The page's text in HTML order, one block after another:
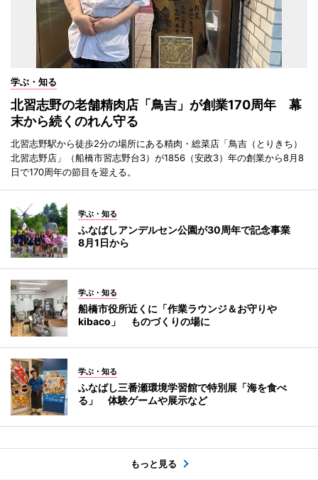
学ぶ・知る
北習志野の老舗精肉店「鳥吉」が創業170周年 幕
末から続くのれん守る
北習志野駅から徒歩2分の場所にある精肉・総菜店「鳥吉（とりきち）
北習志野店」（船橋市習志野台3）が1856（安政3）年の創業から8月8
日で170周年の節目を迎える。
学ぶ・知る
ふなばしアンデルセン公園が30周年で記念事業
8月1日から
学ぶ・知る
船橋市役所近くに「作業ラウンジ＆お守りや
kibaco」 ものづくりの場に
学ぶ・知る
ふなばし三番瀬環境学習館で特別展「海を食べ
る」 体験ゲームや展示など
もっと見る